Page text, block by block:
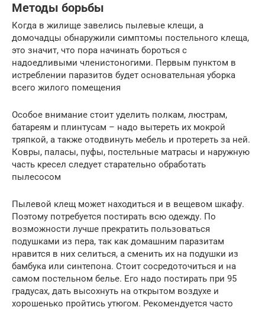
Методы борьбы
Когда в жилище завелись пылевые клещи, а
домочадцы обнаружили симптомы постельного клеща,
это значит, что пора начинать бороться с
надоедливыми членистоногими. Первым пунктом в
истреблении паразитов будет основательная уборка
всего жилого помещения
Особое внимание стоит уделить полкам, люстрам,
батареям и плинтусам – надо вытереть их мокрой
тряпкой, а также отодвинуть мебель и протереть за ней.
Ковры, паласы, пуфы, постельные матрасы и наружную
часть кресел следует старательно обработать
пылесосом
Пылевой клещ может находиться и в вещевом шкафу.
Поэтому потребуется постирать всю одежду. По
возможности лучше прекратить пользоваться
подушками из пера, так как домашним паразитам
нравится в них селиться, а сменить их на подушки из
бамбука или синтепона. Стоит сосредоточиться и на
самом постельном белье. Его надо постирать при 95
градусах, дать высохнуть на открытом воздухе и
хорошенько пройтись утюгом. Рекомендуется часто